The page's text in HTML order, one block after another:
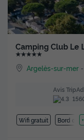
Camping Club Le
★★★★★
Argelès-sur-mer
Avis
Wifi gratuit Bord de